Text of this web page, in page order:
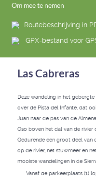
Om mee te nemen
Routebeschrijving in
GPX-bestand voor
Las Cabreras
Deze wandeling in het
over de Pista del Infante, dat
Juan naar de pas van de
Oso boven het dal van de
Gedurende een groot deel van
op de rivier, het stuwmeer en
mooiste wandelingen in de
Vanaf de parkeerplaats (1)